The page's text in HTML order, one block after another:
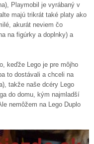
Playmobil je vyrábaný v
majú trikrát také platy ako
akurát neviem čo
na figúrky a doplnky) a
keďže Lego je pre môjho
to dostávali a chceli na
takže naše dcéry Lego
do domu, kým najmladší
nemôžem na Lego Duplo